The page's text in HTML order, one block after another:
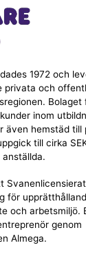
1972 och
privata och
Bolaget
inom
även hemstäd till
till cirka
för
och arbetsmiljö.
genom
Almega.